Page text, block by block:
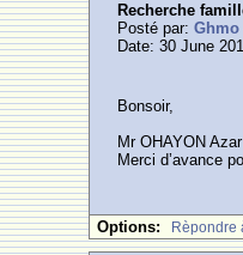
Recherche
Posté par:Ghmo
Date: 30 June
Bonsoir,
Mr OHAYON
Merci d’avance
Options: Rèpondre